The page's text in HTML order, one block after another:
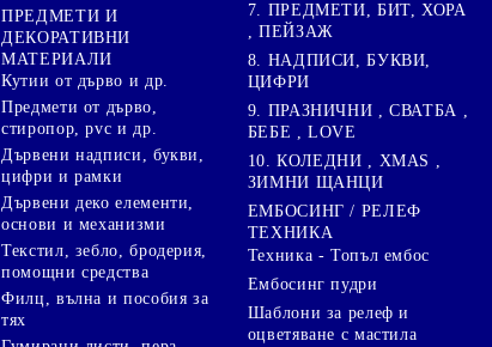
ПРЕДМЕТИ И
ДЕКОРАТИВНИ
МАТЕРИАЛИ
Кутии от дърво и др.
Предмети от дърво,
стиропор, pvc и др.
Дървени надписи, букви,
цифри и рамки
Дървени деко елементи,
основи и механизми
Текстил, зебло, бродерия,
помощни средства
Филц, вълна и пособия за
тях
7. ПРЕДМЕТИ, БИТ, ХОРА
, ПЕЙЗАЖ
8. НАДПИСИ, БУКВИ,
ЦИФРИ
9. ПРАЗНИЧНИ , СВАТБА ,
БЕБЕ , LOVE
10. КОЛЕДНИ , XMAS ,
ЗИМНИ ЩАНЦИ
ЕМБОСИНГ / РЕЛЕФ
ТЕХНИКА
Техника - Топъл ембос
Ембосинг пудри
Шаблони за релеф и
оцветяване с мастила